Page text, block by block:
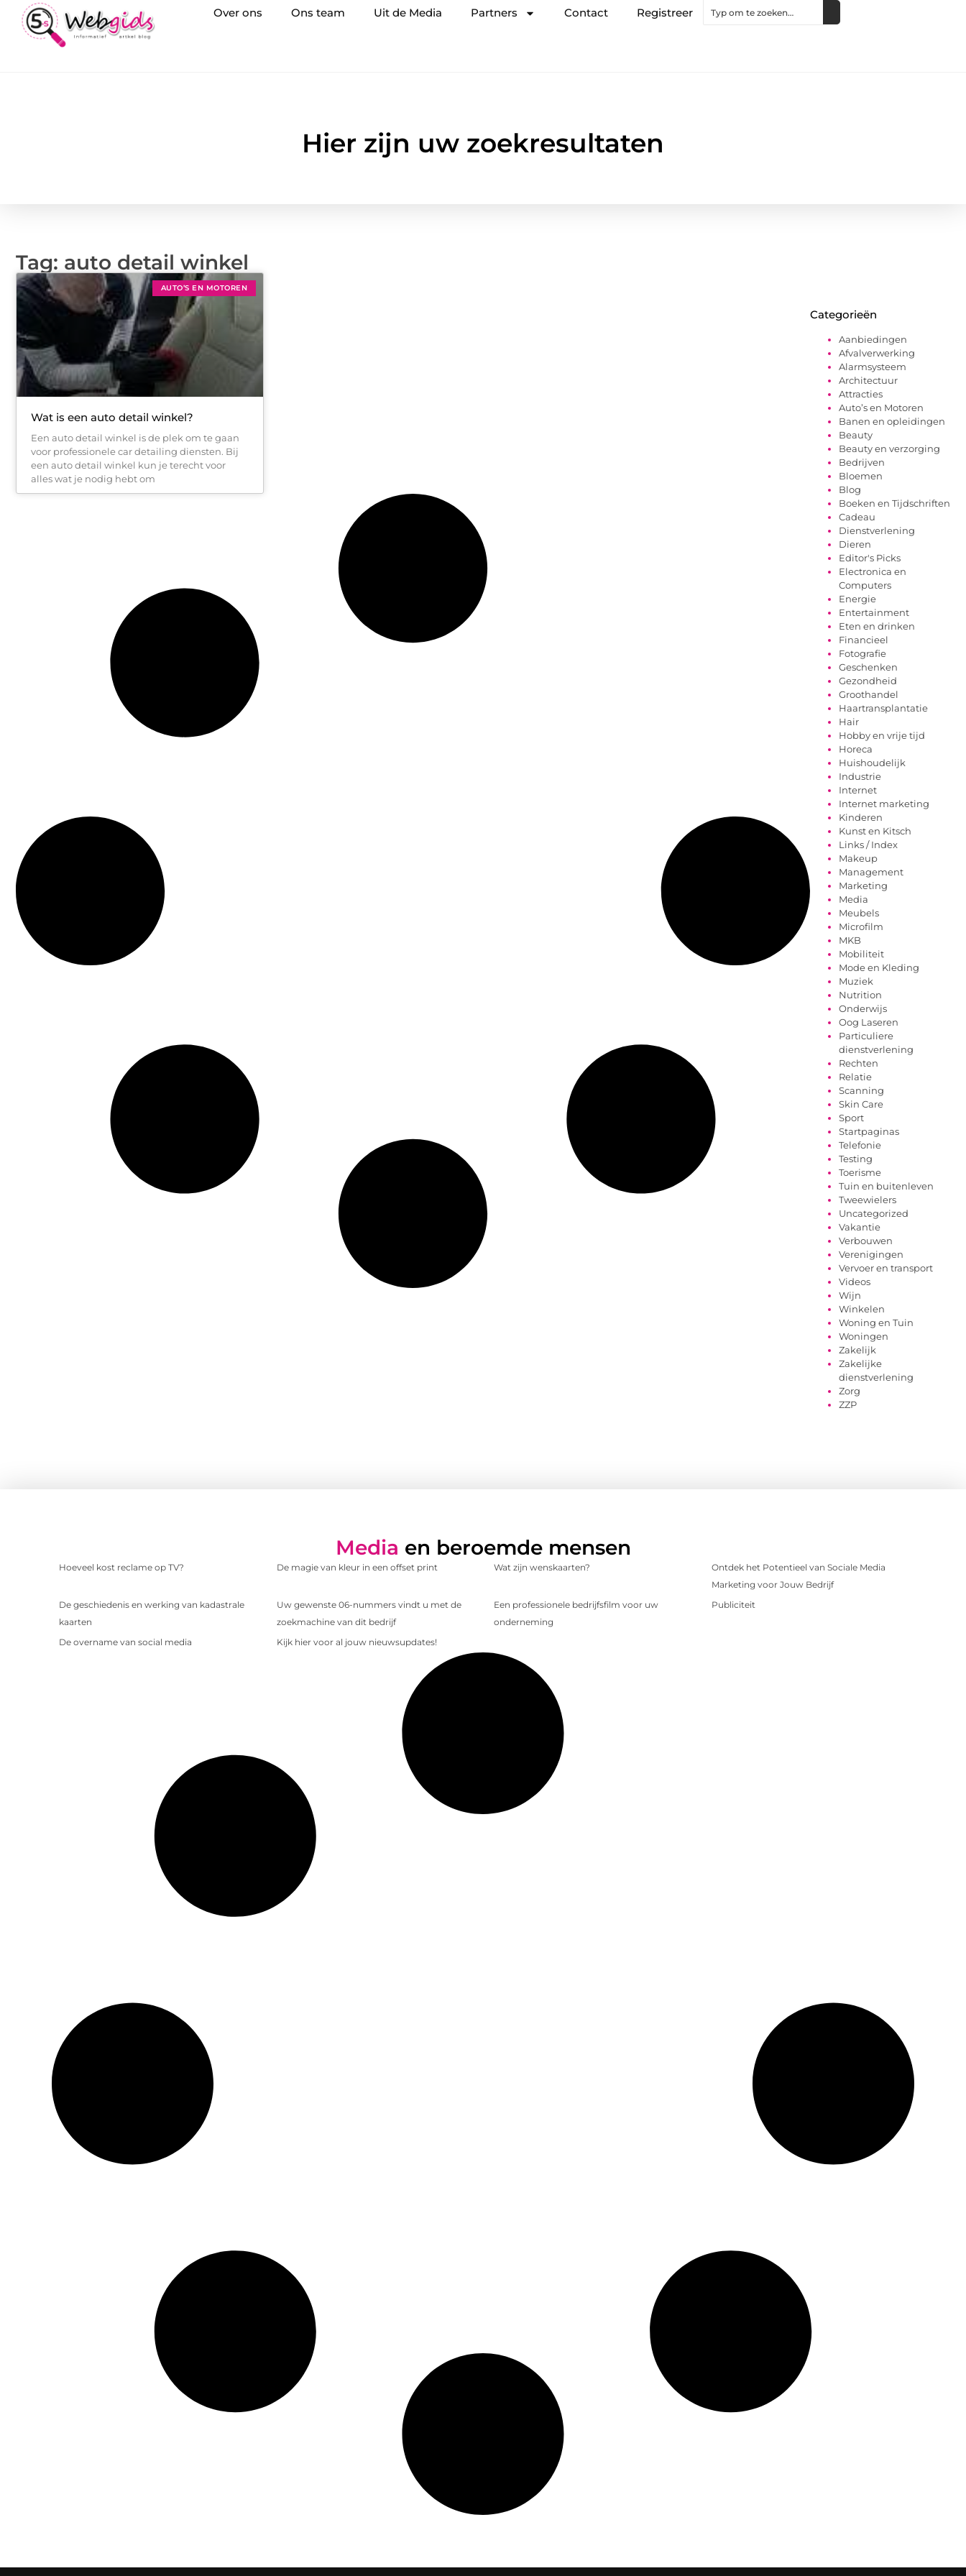
Over ons Ons team Uit de Media Partners Contact Registreer
Hier zijn uw zoekresultaten
Tag: auto detail winkel
AUTO’S EN MOTOREN
Wat is een auto detail winkel?
Een auto detail winkel is de plek om te gaan
voor professionele car detailing diensten. Bij
een auto detail winkel kun je terecht voor
alles wat je nodig hebt om
Categorieën
Aanbiedingen
Afvalverwerking
Alarmsysteem
Architectuur
Attracties
Auto’s en Motoren
Banen en opleidingen
Beauty
Beauty en verzorging
Bedrijven
Bloemen
Blog
Boeken en Tijdschriften
Cadeau
Dienstverlening
Dieren
Editor's Picks
Electronica en
Computers
Energie
Entertainment
Eten en drinken
Financieel
Fotografie
Geschenken
Gezondheid
Groothandel
Haartransplantatie
Hair
Hobby en vrije tijd
Horeca
Huishoudelijk
Industrie
Internet
Internet marketing
Kinderen
Kunst en Kitsch
Links / Index
Makeup
Management
Marketing
Media
Meubels
Microfilm
MKB
Mobiliteit
Mode en Kleding
Muziek
Nutrition
Onderwijs
Oog Laseren
Particuliere
dienstverlening
Rechten
Relatie
Scanning
Skin Care
Sport
Startpaginas
Telefonie
Testing
Toerisme
Tuin en buitenleven
Tweewielers
Uncategorized
Vakantie
Verbouwen
Verenigingen
Vervoer en transport
Videos
Wijn
Winkelen
Woning en Tuin
Woningen
Zakelijk
Zakelijke
dienstverlening
Zorg
ZZP
Media en beroemde mensen
Hoeveel kost reclame op TV? De magie van kleur in een offset print Wat zijn wenskaarten?
Ontdek het Potentieel van Sociale Media
Marketing voor Jouw Bedrijf
De geschiedenis en werking van kadastrale
kaarten
Uw gewenste 06-nummers vindt u met de
zoekmachine van dit bedrijf
Een professionele bedrijfsfilm voor uw
onderneming
Publiciteit
De overname van social media Kijk hier voor al jouw nieuwsupdates!